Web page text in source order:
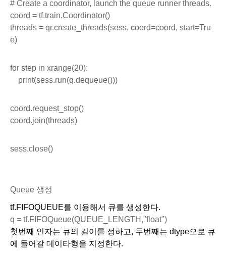
# Create a coordinator, launch the queue runner threads.
coord = tf.train.Coordinator()
threads = qr.create_threads(sess, coord=coord, start=Tru
e)
for step in xrange(20):
print(sess.run(q.dequeue()))
coord.request_stop()
coord.join(threads)
sess.close()
Queue 생성
tf.FIFOQUEUE를 이용해서 큐를 생성한다.
q = tf.FIFOQueue(QUEUE_LENGTH,"float")
첫번째 인자는 큐의 길이를 정하고, 두번째는 dtype으로 큐
에 들어갈 데이타형을 지정한다.